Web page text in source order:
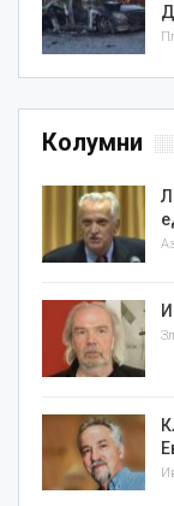
Колумни